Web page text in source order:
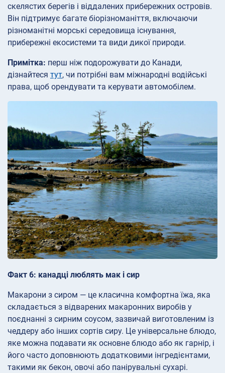
скелястих берегів і віддалених прибережних островів.
Він підтримує багате біорізноманіття, включаючи
різноманітні морські середовища існування,
прибережні екосистеми та види дикої природи.
Примітка: перш ніж подорожувати до Канади,
дізнайтеся тут, чи потрібні вам міжнародні водійські
права, щоб орендувати та керувати автомобілем.
Факт 6: канадці люблять мак і сир
Макарони з сиром — це класична комфортна їжа, яка
складається з відварених макаронних виробів у
поєднанні з сирним соусом, зазвичай виготовленим із
чеддеру або інших сортів сиру. Це універсальне блюдо,
яке можна подавати як основне блюдо або як гарнір, і
його часто доповнюють додатковими інгредієнтами,
такими як бекон, овочі або панірувальні сухарі.